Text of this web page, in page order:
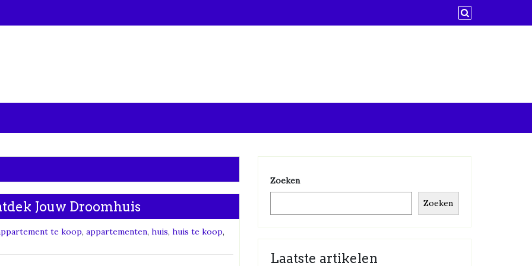
Jouw Droomhuis
te koop, appartementen, huis, huis te koop,
Zoeken
Zoeken
Laatste artikelen